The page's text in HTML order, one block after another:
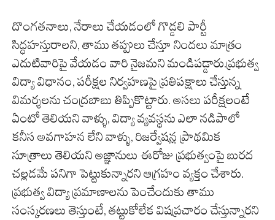
దొంగతనాలు, నేరాలు చేయడంలో గొడ్డలి పార్టీ
సిద్ధహస్తురాలని, తాము తప్పులు చేస్తూ నిందలు మాత్రం
ఎదుటివారిపై వేయడం వారి నైజమని మండిపడ్డారు.ప్రభుత్వ
విద్యా విధానం, పరీక్షల నిర్వహణపై ప్రతిపక్షాలు చేస్తున్న
విమర్శలను చంద్రబాబు తిప్పికొట్టారు. అసలు పరీక్షలంటే
ఏంటో తెలియని వాళ్ళు, విద్యా వ్యవస్థను ఎలా నడిపాలో
కనీస అవగాహన లేని వాళ్ళు, రిజర్వేషన్ల ప్రాథమిక
సూత్రాలు తెలియని అజ్ఞానులు ఈరోజు ప్రభుత్వంపై బురద
చల్లడమే పనిగా పెట్టుకున్నారని ఆగ్రహం వ్యక్తం చేశారు.
ప్రభుత్వ విద్యా ప్రమాణాలను పెంచేందుకు తాము
సంస్కరణలు తెస్తుంటే, తట్టుకోలేక విషప్రచారం చేస్తున్నారని